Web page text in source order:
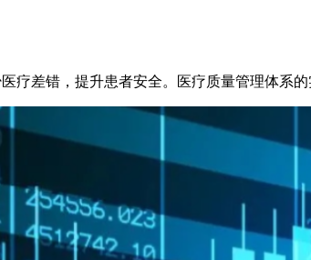
疗差错，提升患者安全。医疗质量管理体系